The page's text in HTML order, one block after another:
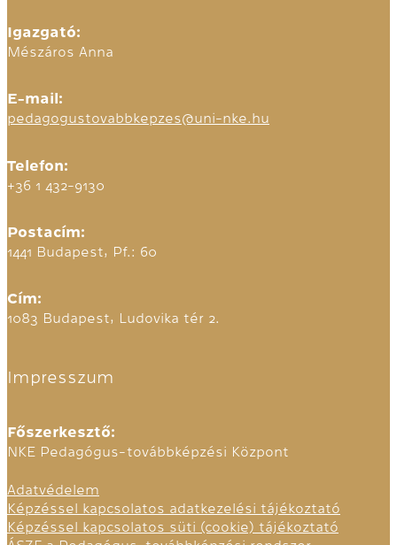
Igazgató:
Mészáros Anna
E-mail:
pedagogustovabbkepzes@uni-nke.hu
Telefon:
+36 1 432-9130
Postacím:
1441 Budapest, Pf.: 60
Cím:
1083 Budapest, Ludovika tér 2.
Impresszum
Főszerkesztő:
NKE Pedagógus-továbbképzési Központ
Adatvédelem
Képzéssel kapcsolatos adatkezelési tájékoztató
Képzéssel kapcsolatos süti (cookie) tájékoztató